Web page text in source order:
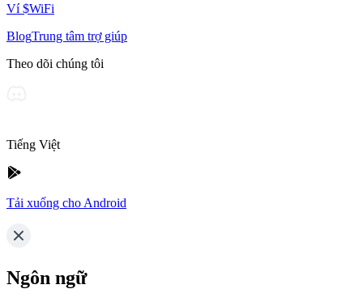
Ví $WiFi
BlogTrung tâm trợ giúp
Theo dõi chúng tôi
Tiếng Việt
Tải xuống cho Android
Ngôn ngữ